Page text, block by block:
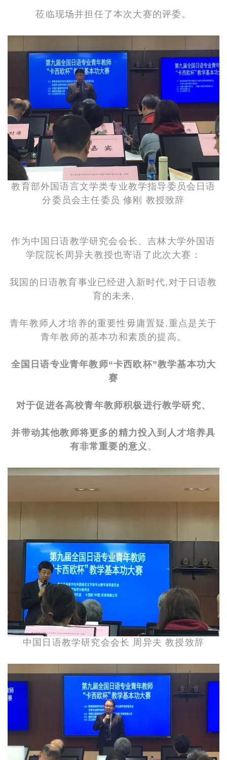
莅临现场并担任了本次大赛的评委。
教育部外国语言文学类专业教学指导委员会日语
分委员会主任委员 修刚 教授致辞
作为中国日语教学研究会会长、吉林大学外国语
学院院长周异夫教授也寄语了此次大赛：
我国的日语教育事业已经进入新时代,对于日语教
育的未来,
青年教师人才培养的重要性毋庸置疑,重点是关于
青年教师的基本功和素质的提高。
全国日语专业青年教师“卡西欧杯”教学基本功大
赛
对于促进各高校青年教师积极进行教学研究、
并带动其他教师将更多的精力投入到人才培养具
有非常重要的意义 。
中国日语教学研究会会长 周异夫 教授致辞